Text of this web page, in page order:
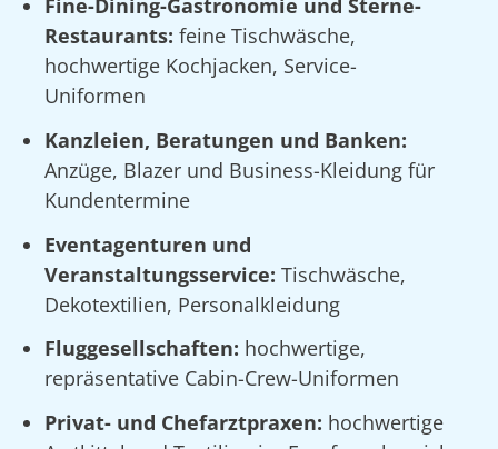
Fine-Dining-Gastronomie und Sterne-
Restaurants: feine Tischwäsche,
hochwertige Kochjacken, Service-
Uniformen
Kanzleien, Beratungen und Banken:
Anzüge, Blazer und Business-Kleidung für
Kundentermine
Eventagenturen und
Veranstaltungsservice: Tischwäsche,
Dekotextilien, Personalkleidung
Fluggesellschaften: hochwertige,
repräsentative Cabin-Crew-Uniformen
Privat- und Chefarztpraxen: hochwertige